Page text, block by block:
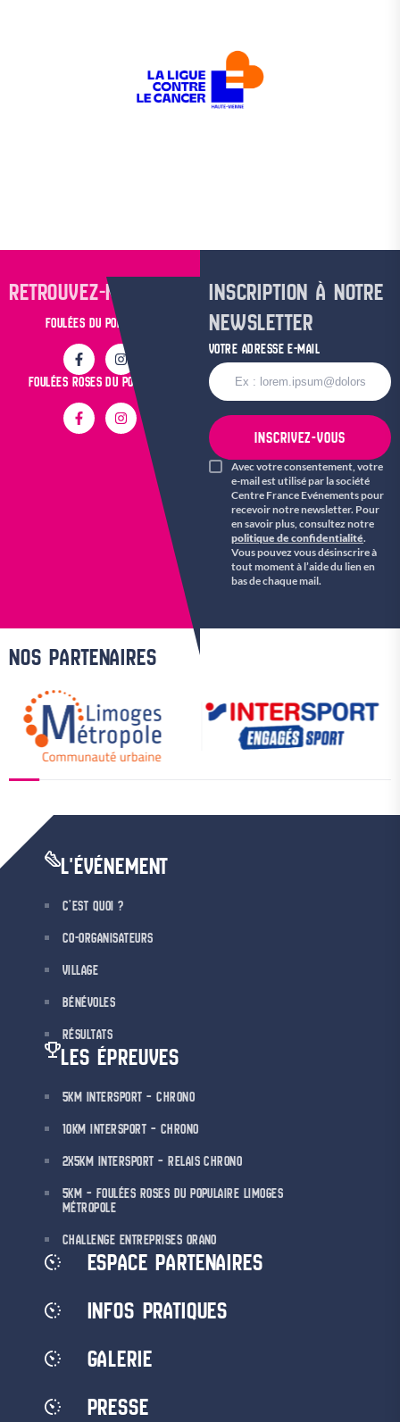
RETROUVEZ-NOUS SUR
FOULÉES DU POPULAIRE
FOULÉES ROSES DU POPULAIRE
INSCRIPTION À NOTRE
NEWSLETTER
VOTRE ADRESSE E-MAIL
INSCRIVEZ-VOUS
Avec votre consentement, votre
e-mail est utilisé par la société
Centre France Evénements pour
recevoir notre newsletter. Pour
en savoir plus, consultez notre
politique de confidentialité.
Vous pouvez vous désinscrire à
tout moment à l’aide du lien en
bas de chaque mail.
NOS PARTENAIRES
L'ÉVÉNEMENT
C’EST QUOI ?
CO-ORGANISATEURS
VILLAGE
BÉNÉVOLES
RÉSULTATS
LES ÉPREUVES
5KM INTERSPORT – CHRONO
10KM INTERSPORT – CHRONO
2X5KM INTERSPORT – RELAIS CHRONO
5KM – FOULÉES ROSES DU POPULAIRE LIMOGES
MÉTROPOLE
CHALLENGE ENTREPRISES ORANO
ESPACE PARTENAIRES
INFOS PRATIQUES
GALERIE
PRESSE